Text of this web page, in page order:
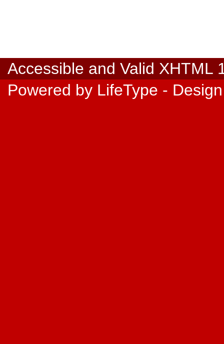
Accessible and Valid XHTML
Powered by LifeType -